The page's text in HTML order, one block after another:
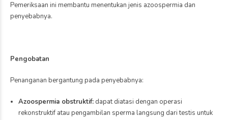
Pemeriksaan ini membantu menentukan jenis azoospermia dan
penyebabnya.
Pengobatan
Penanganan bergantung pada penyebabnya:
Azoospermia obstruktif:dapat diatasi dengan operasi
rekonstruktif atau pengambilan sperma langsung dari testis untuk